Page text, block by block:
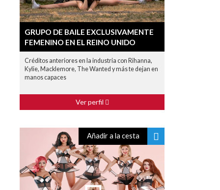
GRUPO DE BAILE EXCLUSIVAMENTE
FEMENINO EN EL REINO UNIDO
Créditos anteriores en la industria con Rihanna,
Kylie, Macklemore, The Wanted y más te dejan en
manos capaces
Ver perfil
Añadir a la cesta